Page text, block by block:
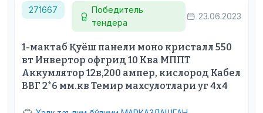
271667
Победитель
тендера
23.06.2023
1-мактаб Қуёш панели моно кристалл 550
вт Инвертор офгрид 10 Ква МППТ
Аккумлятор 12в,200 ампер, кислород Кабел
ВВГ 2*6 мм.кв Темир махсулотлари уг 4х4